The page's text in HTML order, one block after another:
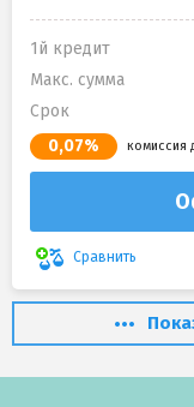
1й кредит
Макс. сумма
Срок
0,07% комиссия
Сравнить